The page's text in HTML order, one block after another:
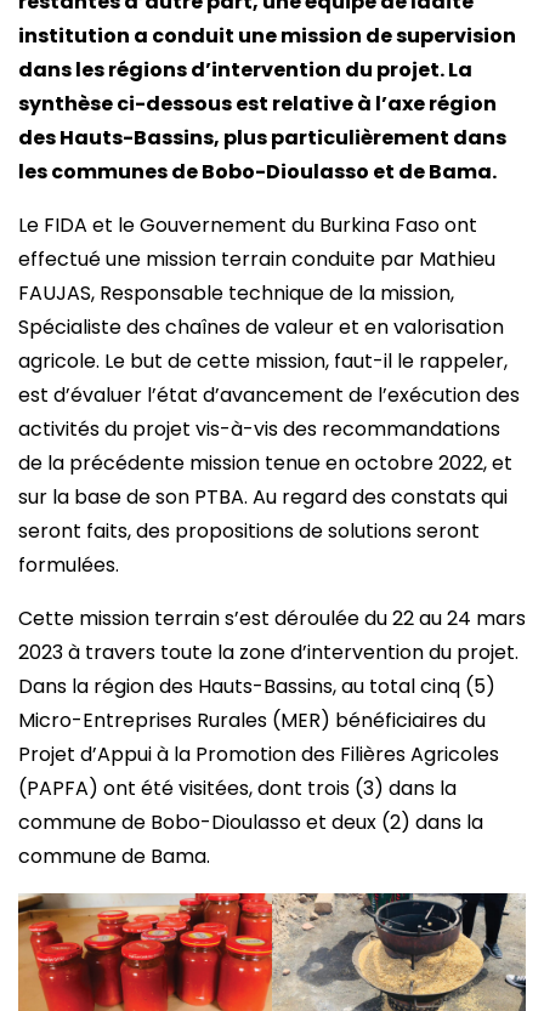
institution a conduit une mission de supervision
dans les régions d’intervention du projet. La
synthèse ci-dessous est relative à l’axe région
des Hauts-Bassins, plus particulièrement dans
les communes de Bobo-Dioulasso et de Bama.
Le FIDA et le Gouvernement du Burkina Faso ont
effectué une mission terrain conduite par Mathieu
FAUJAS, Responsable technique de la mission,
Spécialiste des chaînes de valeur et en valorisation
agricole. Le but de cette mission, faut-il le rappeler,
est d’évaluer l’état d’avancement de l’exécution des
activités du projet vis-à-vis des recommandations
de la précédente mission tenue en octobre 2022, et
sur la base de son PTBA. Au regard des constats qui
seront faits, des propositions de solutions seront
formulées.
Cette mission terrain s’est déroulée du 22 au 24 mars
2023 à travers toute la zone d’intervention du projet.
Dans la région des Hauts-Bassins, au total cinq (5)
Micro-Entreprises Rurales (MER) bénéficiaires du
Projet d’Appui à la Promotion des Filières Agricoles
(PAPFA) ont été visitées, dont trois (3) dans la
commune de Bobo-Dioulasso et deux (2) dans la
commune de Bama.